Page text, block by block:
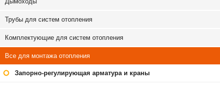
Трубы для систем отопления
Комплектующие для систем отопления
Все для монтажа отопления
Запорно-регулирующая арматура и краны